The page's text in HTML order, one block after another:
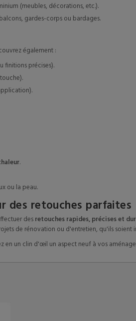
(meubles, décorations, etc.).
gardes-corps ou bardages.
également :
finitions précises).
.
ou la peau.
des retouches parfaites
desretouches rapides, précises et
de rénovation ou d'entretien, qu'ils soient
en un clin d'œil un aspect neuf à vos